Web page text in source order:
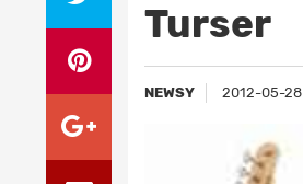
Turser
NEWSY 2012-05-28